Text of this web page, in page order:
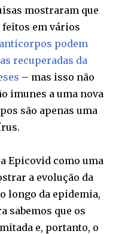
mostraram que
feitos em vários
podem
recuperadas da
– mas isso não
imunes a uma nova
são apenas uma
Epicovid como uma
a evolução da
longo da epidemia,
sabemos que os
e, portanto, o